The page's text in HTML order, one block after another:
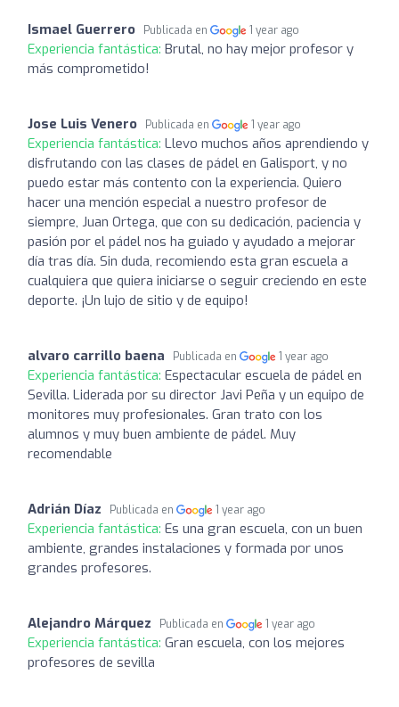
Ismael Guerrero Publicada en 1 year ago
Experiencia fantástica: Brutal, no hay mejor profesor y
más comprometido!
Jose Luis Venero Publicada en 1 year ago
Experiencia fantástica: Llevo muchos años aprendiendo y
disfrutando con las clases de pádel en Galisport, y no
puedo estar más contento con la experiencia. Quiero
hacer una mención especial a nuestro profesor de
siempre, Juan Ortega, que con su dedicación, paciencia y
pasión por el pádel nos ha guiado y ayudado a mejorar
día tras día. Sin duda, recomiendo esta gran escuela a
cualquiera que quiera iniciarse o seguir creciendo en este
deporte. ¡Un lujo de sitio y de equipo!
alvaro carrillo baena Publicada en 1 year ago
Experiencia fantástica: Espectacular escuela de pádel en
Sevilla. Liderada por su director Javi Peña y un equipo de
monitores muy profesionales. Gran trato con los
alumnos y muy buen ambiente de pádel. Muy
recomendable
Adrián Díaz Publicada en 1 year ago
Experiencia fantástica: Es una gran escuela, con un buen
ambiente, grandes instalaciones y formada por unos
grandes profesores.
Alejandro Márquez Publicada en 1 year ago
Experiencia fantástica: Gran escuela, con los mejores
profesores de sevilla